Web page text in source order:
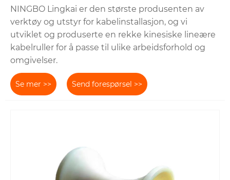
NINGBO Lingkai er den største produsenten av
verktøy og utstyr for kabelinstallasjon, og vi
utviklet og produserte en rekke kinesiske lineære
kabelruller for å passe til ulike arbeidsforhold og
omgivelser.
Se mer >> Send forespørsel >>